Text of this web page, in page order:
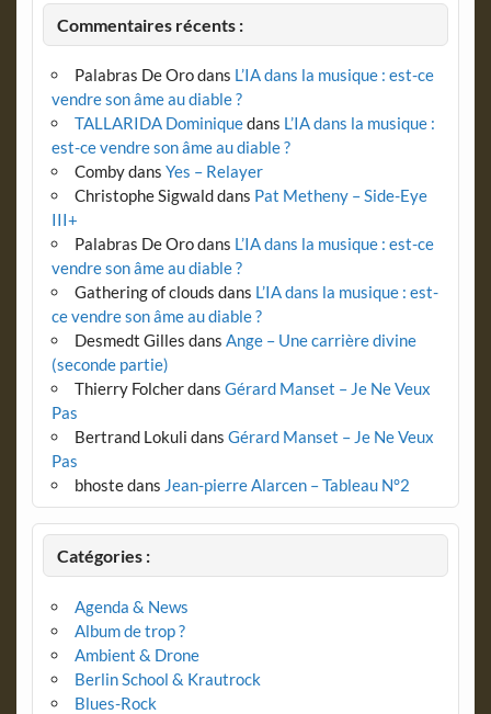
Commentaires récents :
Palabras De Orodans L’IA dans la musique : est-ce
vendre son âme au diable ?
TALLARIDA Dominiquedans L’IA dans la musique :
est-ce vendre son âme au diable ?
Combydans Yes – Relayer
Christophe Sigwalddans Pat Metheny – Side-Eye
III+
Palabras De Orodans L’IA dans la musique : est-ce
vendre son âme au diable ?
Gathering of clouds dans L’IA dans la musique : est-
ce vendre son âme au diable ?
Desmedt Gilles dans Ange – Une carrière divine
(seconde partie)
Thierry Folcherdans Gérard Manset – Je Ne Veux
Pas
Bertrand Lokuli dans Gérard Manset – Je Ne Veux
Pas
bhostedans Jean-pierre Alarcen – Tableau N°2
Catégories :
Agenda & News
Album de trop ?
Ambient & Drone
Berlin School & Krautrock
Blues-Rock